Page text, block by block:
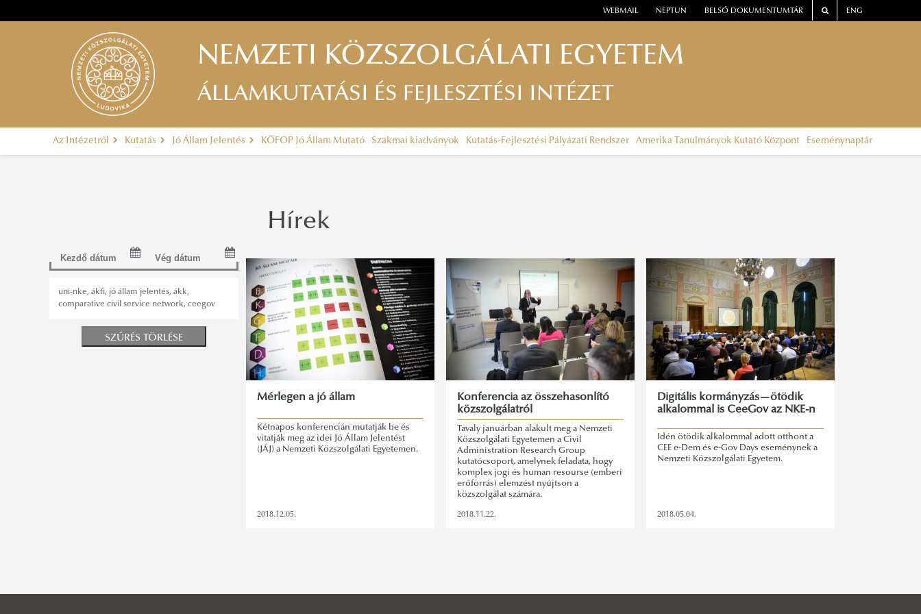
WEBMAIL NEPTUN BELSŐ DOKUMENTUMTÁR ENG
NEMZETI KÖZSZOLGÁLATI EGYETEM
ÁLLAMKUTATÁSI ÉS FEJLESZTÉSI INTÉZET
Az Intézetről Kutatás Jó Állam Jelentés KÖFOP Jó Állam Mutató Szakmai kiadványok Kutatás-Fejlesztési Pályázati Rendszer Amerika Tanulmányok Kutató Központ Eseménynaptár
uni-nke, ákfi, jó állam jelentés, ákk,
comparative civil service network, ceegov
SZŰRÉS TÖRLÉSE
Hírek
Mérlegen a jó állam
Kétnapos konferencián mutatják be és
vitatják meg az idei Jó Állam Jelentést
(JÁJ) a Nemzeti Közszolgálati Egyetemen.
2018.12.05.
Konferencia az összehasonlító
közszolgálatról
Tavaly januárban alakult meg a Nemzeti
Közszolgálati Egyetemen a Civil
Administration Research Group
kutatócsoport, amelynek feladata, hogy
komplex jogi és human resourse (emberi
erőforrás) elemzést nyújtson a
közszolgálat számára.
2018.11.22.
Digitális kormányzás—ötödik
alkalommal is CeeGov az NKE-n
Idén ötödik alkalommal adott otthont a
CEE e-Dem és e-Gov Days eseménynek a
Nemzeti Közszolgálati Egyetem.
2018.05.04.